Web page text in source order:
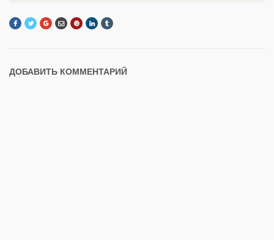
ДОБАВИТЬ КОММЕНТАРИЙ